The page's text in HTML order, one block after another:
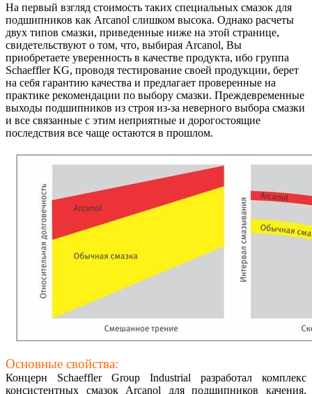
На первый взгляд стоимость таких специальных смазок для
подшипников как Arcanol слишком высока. Однако расчеты
двух типов смазки, приведенные ниже на этой странице,
свидетельствуют о том, что, выбирая Arcanol, Вы
приобретаете уверенность в качестве продукта, ибо группа
Schaeffler KG, проводя тестирование своей продукции, берет
на себя гарантию качества и предлагает проверенные на
практике рекомендации по выбору смазки. Преждевременные
выходы подшипников из строя из-за неверного выбора смазки
и все связанные с этим неприятные и дорогостоящие
последствия все чаще остаются в прошлом.
Основные свойства:
Концерн Schaeffler Group Industrial разработал комплекс
консистентных смазок Arcanol для подшипников качения.